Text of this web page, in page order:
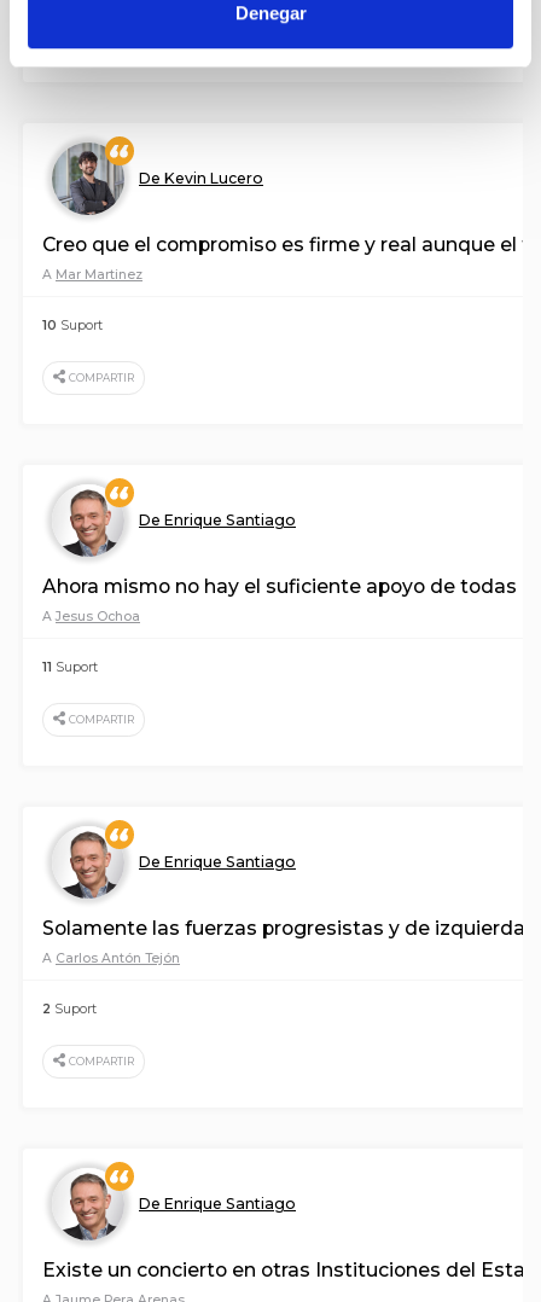
Denegar
De Kevin Lucero
Creo que el compromiso es firme y real aunque el
A Mar Martinez
10 Suport
COMPARTIR
De Enrique Santiago
Ahora mismo no hay el suficiente apoyo de todas
A Jesus Ochoa
11 Suport
COMPARTIR
De Enrique Santiago
Solamente las fuerzas progresistas y de
A Carlos Antón Tejón
2 Suport
COMPARTIR
De Enrique Santiago
Existe un concierto en otras Instituciones del